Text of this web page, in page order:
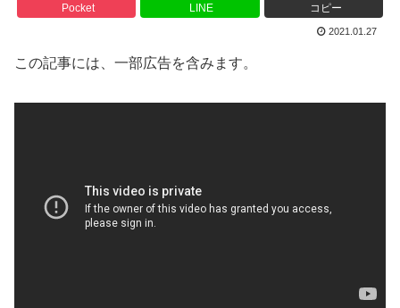
Pocket LINE コピー
2021.01.27
この記事には、一部広告を含みます。